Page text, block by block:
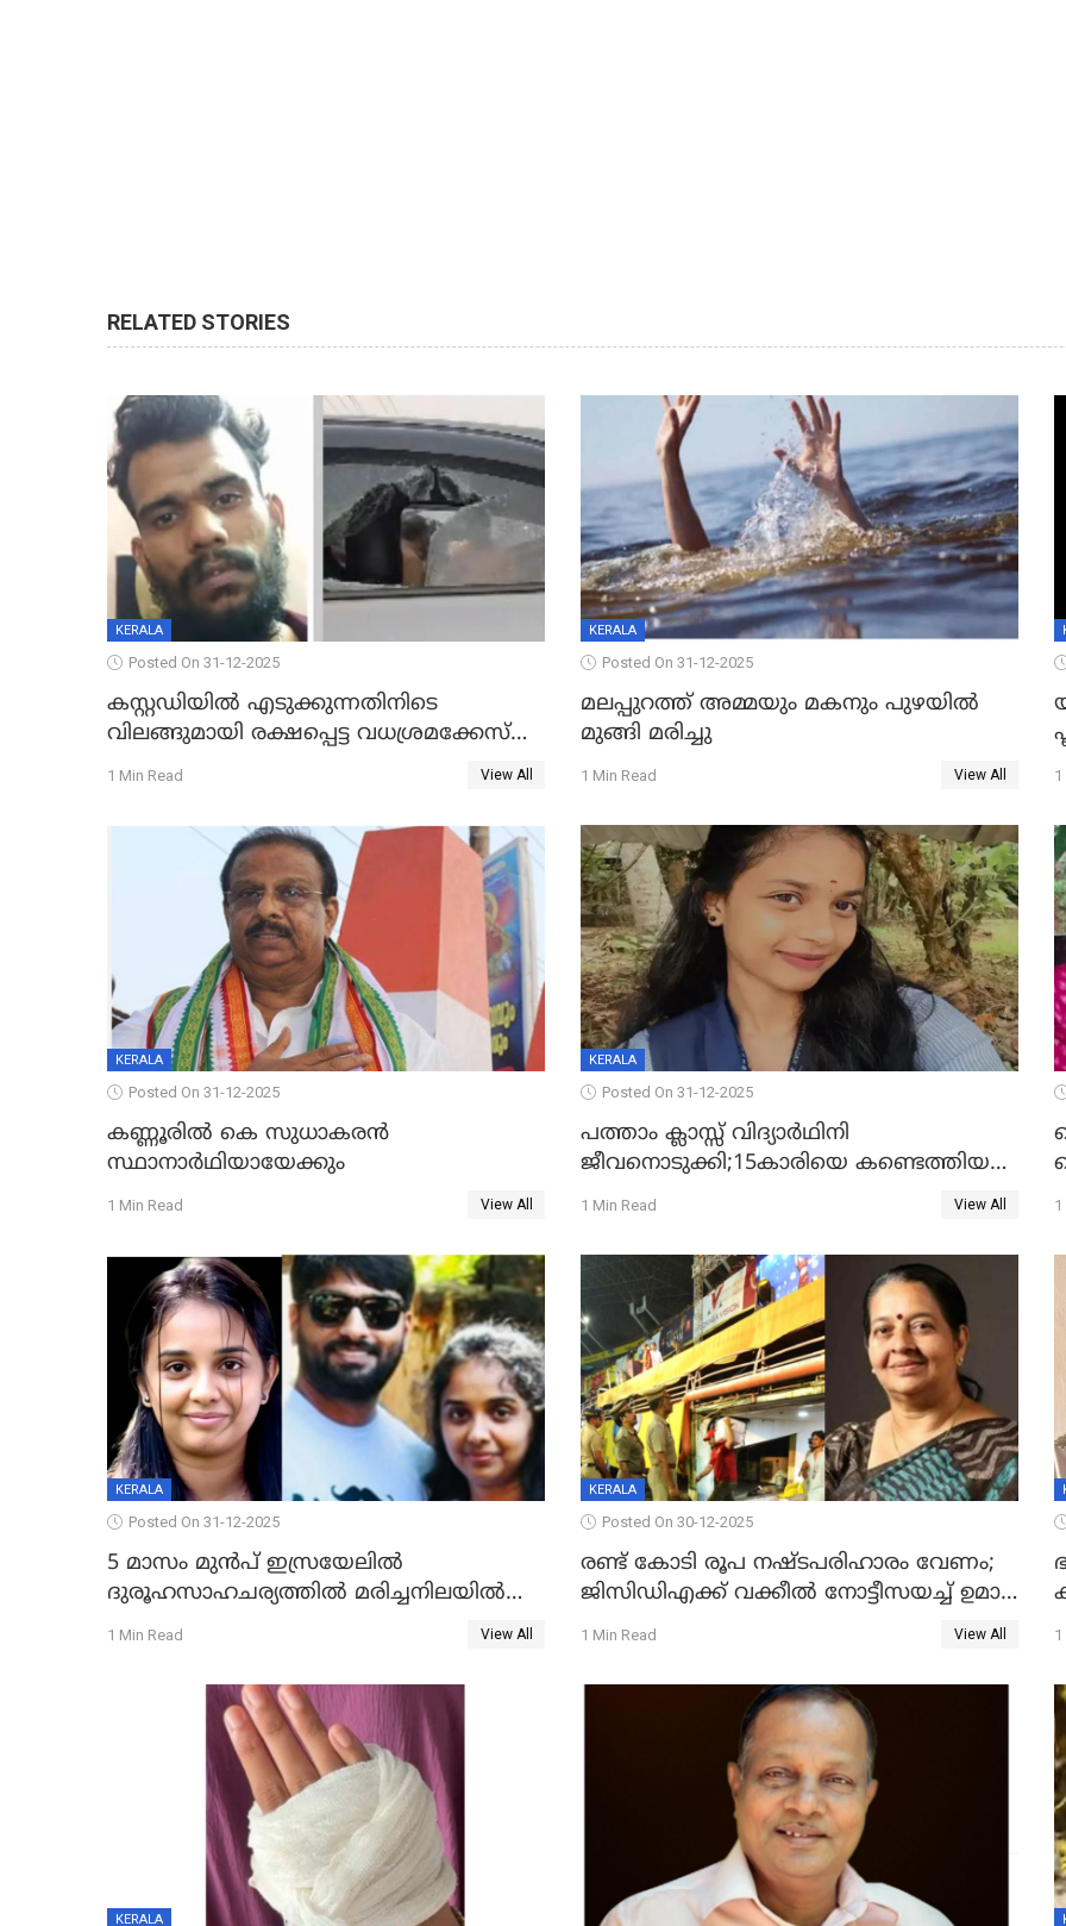
RELATED STORIES
KERALA
Posted On 31-12-2025
കസ്റ്റഡിയിൽ എടുക്കുന്നതിനിടെ
വിലങ്ങുമായി രക്ഷപ്പെട്ട വധശ്രമക്കേസ്
പ്രതി പിടിയിൽ
1 Min Read View All
KERALA
Posted On 31-12-2025
മലപ്പുറത്ത് അമ്മയും മകനും പുഴയിൽ
മുങ്ങി മരിച്ചു
1 Min Read View All 1
KERALA
Posted On 31-12-2025
കണ്ണൂരിൽ കെ സുധാകരൻ
സ്ഥാനാർഥിയായേക്കും
1 Min Read View All
KERALA
Posted On 31-12-2025
പത്താം ക്ലാസ്സ് വിദ്യാര്‍ഥിനി
ജീവനൊടുക്കി;15കാരിയെ കണ്ടെത്തിയത്
കിടപ്പുമുറിയില്‍ തൂങ്ങി മരിച്ച നിലയിൽ
1 Min Read View All 1
KERALA
Posted On 31-12-2025
5 മാസം മുൻപ് ഇസ്രയേലിൽ
ദുരൂഹസാഹചര്യത്തിൽ മരിച്ചനിലയിൽ
കണ്ടെത്തിയ മലയാളി യുവാവിന്റെ
1 Min Read View All
KERALA
Posted On 30-12-2025
രണ്ട് കോടി രൂപ നഷ്ടപരിഹാരം വേണം;
ജിസിഡിഎക്ക് വക്കീൽ നോട്ടീസയച്ച് ഉമാ
തോമസ്
1 Min Read View All 1
KERALA